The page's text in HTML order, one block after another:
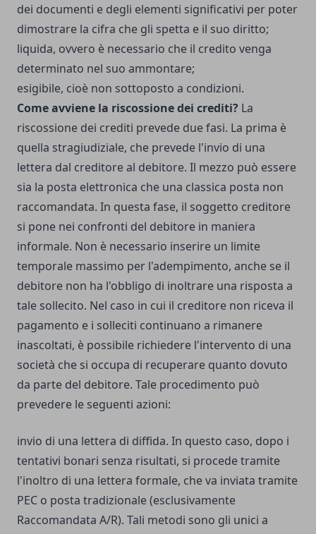
dei documenti e degli elementi significativi per poter
dimostrare la cifra che gli spetta e il suo diritto;
liquida, ovvero è necessario che il credito venga
determinato nel suo ammontare;
esigibile, cioè non sottoposto a condizioni.
Come avviene la riscossione dei crediti? La
riscossione dei crediti prevede due fasi. La prima è
quella stragiudiziale, che prevede l'invio di una
lettera dal creditore al debitore. Il mezzo può essere
sia la posta elettronica che una classica posta non
raccomandata. In questa fase, il soggetto creditore
si pone nei confronti del debitore in maniera
informale. Non è necessario inserire un limite
temporale massimo per l'adempimento, anche se il
debitore non ha l'obbligo di inoltrare una risposta a
tale sollecito. Nel caso in cui il creditore non riceva il
pagamento e i solleciti continuano a rimanere
inascoltati, è possibile richiedere l'intervento di una
società che si occupa di recuperare quanto dovuto
da parte del debitore. Tale procedimento può
prevedere le seguenti azioni:
invio di una lettera di diffida. In questo caso, dopo i
tentativi bonari senza risultati, si procede tramite
l'inoltro di una lettera formale, che va inviata tramite
PEC o posta tradizionale (esclusivamente
Raccomandata A/R). Tali metodi sono gli unici a